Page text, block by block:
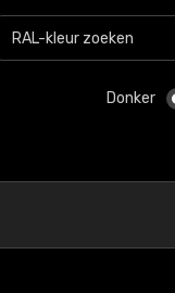
Donker